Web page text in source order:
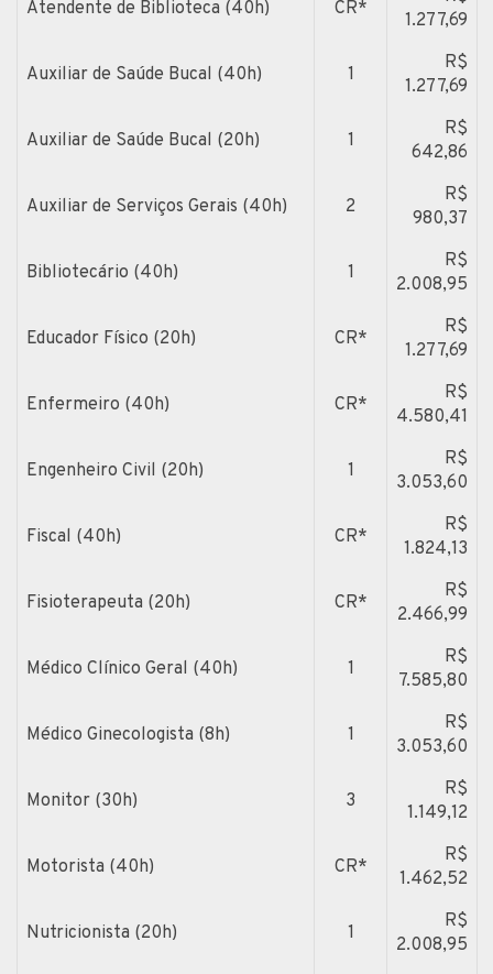
Atendente de Biblioteca (40h) CR*
1.277,69
Auxiliar de Saúde Bucal (40h) 1
R$
1.277,69
Auxiliar de Saúde Bucal (20h) 1
R$
642,86
Auxiliar de Serviços Gerais (40h) 2
R$
980,37
Bibliotecário (40h) 1
R$
2.008,95
Educador Físico (20h) CR*
R$
1.277,69
Enfermeiro (40h) CR*
R$
4.580,41
Engenheiro Civil (20h) 1
R$
3.053,60
Fiscal (40h) CR*
R$
1.824,13
Fisioterapeuta (20h) CR*
R$
2.466,99
Médico Clínico Geral (40h) 1
R$
7.585,80
Médico Ginecologista (8h) 1
R$
3.053,60
Monitor (30h) 3
R$
1.149,12
Motorista (40h) CR*
R$
1.462,52
Nutricionista (20h) 1
R$
2.008,95